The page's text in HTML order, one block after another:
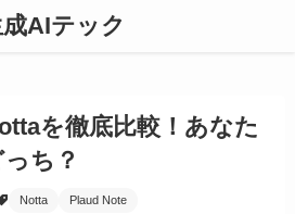
AIテック
を徹底比較！あなた
ち？
Notta Plaud Note